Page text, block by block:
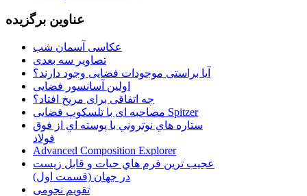
عناوین برگزیده
عکاسی آسمان شب
تصاویر سه بعدی
آیا براستی موجودات فضایی وجود دارند؟
اولین آسانسور فضایی
چه اتفاقی برای مریخ افتاد؟
مصاحبه ای با تلسکوپ فضایی Spitzer
ستاره هاي نوتروني با پوسته اي از فوق
فولاد
Advanced Composition Explorer
عجیب ترین فرم هاي حيات و قابل زيست
در جهان (قسمت اول)
تقویم نجومی